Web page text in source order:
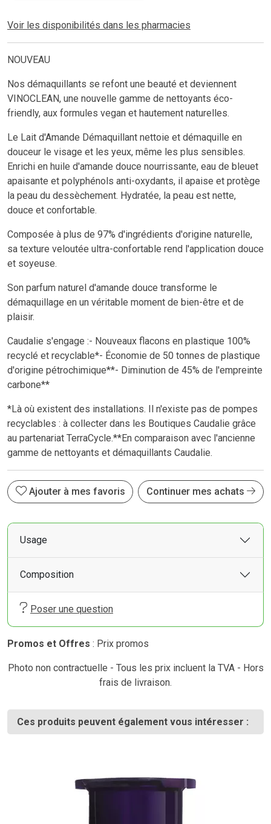
Voir les disponibilités dans les pharmacies
NOUVEAU
Nos démaquillants se refont une beauté et deviennent
VINOCLEAN, une nouvelle gamme de nettoyants éco-
friendly, aux formules vegan et hautement naturelles.
Le Lait d'Amande Démaquillant nettoie et démaquille en
douceur le visage et les yeux, même les plus sensibles.
Enrichi en huile d'amande douce nourrissante, eau de bleuet
apaisante et polyphénols anti-oxydants, il apaise et protège
la peau du dessèchement. Hydratée, la peau est nette,
douce et confortable.
Composée à plus de 97% d'ingrédients d'origine naturelle,
sa texture veloutée ultra-confortable rend l'application douce
et soyeuse.
Son parfum naturel d'amande douce transforme le
démaquillage en un véritable moment de bien-être et de
plaisir.
Caudalie s'engage :- Nouveaux flacons en plastique 100%
recyclé et recyclable*- Économie de 50 tonnes de plastique
d'origine pétrochimique**- Diminution de 45% de l'empreinte
carbone**
*Là où existent des installations. Il n'existe pas de pompes
recyclables : à collecter dans les Boutiques Caudalie grâce
au partenariat TerraCycle.**En comparaison avec l'ancienne
gamme de nettoyants et démaquillants Caudalie.
Ajouter à mes favoris Continuer mes achats
Usage
Composition
Poser une question
Promos et Offres : Prix promos
Photo non contractuelle - Tous les prix incluent la TVA - Hors
frais de livraison.
Ces produits peuvent également vous intéresser :